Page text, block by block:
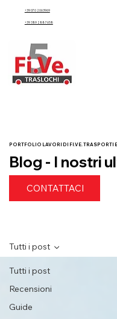
+39 070 2063969
+39 389 288 7658
PORTFOLIO LAVORI DI FI.VE. TRASPORTI
Blog - I nostri
CONTATTACI
Tutti i post
Recensioni
Guide
Tutti i post